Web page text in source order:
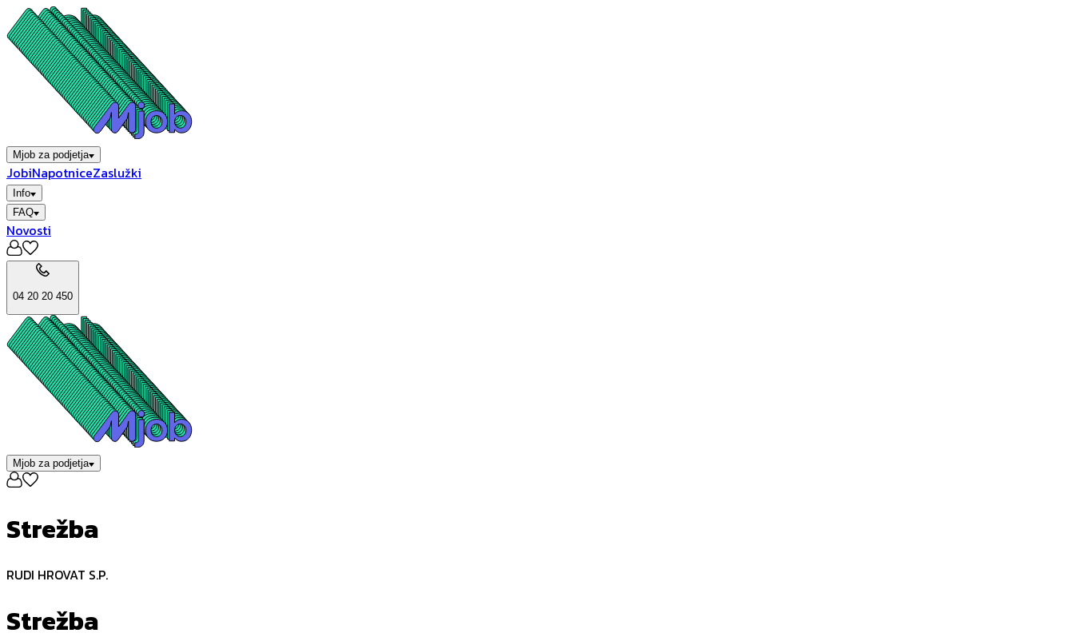
Mjob za podjetja
JobiNapotniceZaslužki
Info
FAQ
Novosti
04 20 20 450
Mjob za podjetja
Strežba
RUDI HROVAT S.P.
Strežba